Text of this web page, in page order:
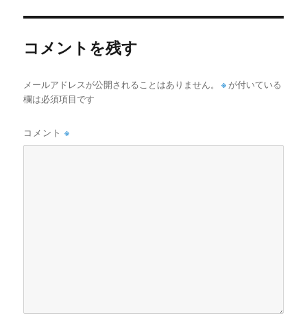
コメントを残す
メールアドレスが公開されることはありません。 ※ が付いている
欄は必須項目です
コメント※